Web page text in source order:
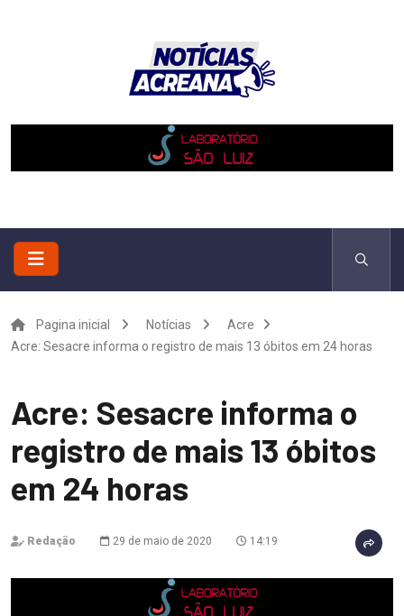
Pagina inicial Notícias
Acre
Acre: Sesacre informa o registro de mais 13 óbitos em 24 horas
Acre: Sesacre informa o
registro de mais 13 óbitos
em 24 horas
Redação 29 de maio de 2020 14:19